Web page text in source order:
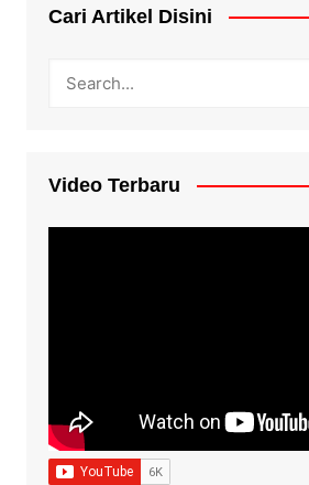
Cari Artikel Disini
Video Terbaru